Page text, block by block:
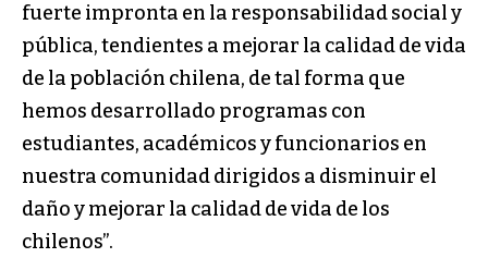
fuerte impronta en la responsabilidad social y
pública, tendientes a mejorar la calidad de vida
de la población chilena, de tal forma que
hemos desarrollado programas con
estudiantes, académicos y funcionarios en
nuestra comunidad dirigidos a disminuir el
daño y mejorar la calidad de vida de los
chilenos”.